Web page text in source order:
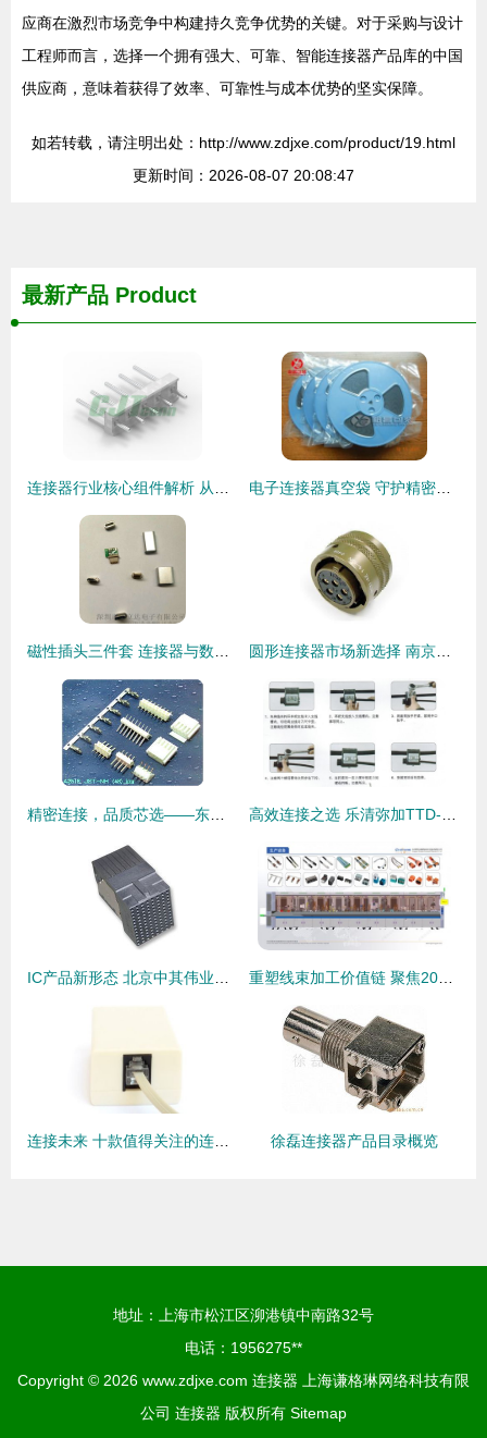
应商在激烈市场竞争中构建持久竞争优势的关键。对于采购与设计
工程师而言，选择一个拥有强大、可靠、智能连接器产品库的中国
供应商，意味着获得了效率、可靠性与成本优势的坚实保障。
如若转载，请注明出处：http://www.zdjxe.com/product/19.html
更新时间：2026-08-07 20:08:47
最新产品 Product
徐磊连接器产品目录概览
地址：上海市松江区泖港镇中南路32号
电话：1956275**
Copyright © 2026 www.zdjxe.com 连接器
上海谦格琳网络科技有限
公司 连接器 版权所有 Sitemap